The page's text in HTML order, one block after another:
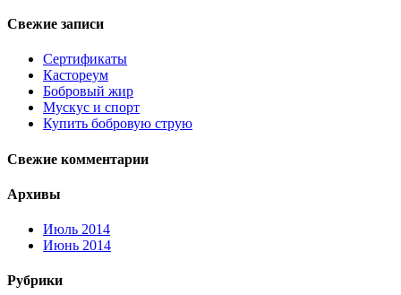
Свежие записи
Сертификаты
Кастореум
Бобровый жир
Мускус и спорт
Купить бобровую струю
Свежие комментарии
Архивы
Июль 2014
Июнь 2014
Рубрики